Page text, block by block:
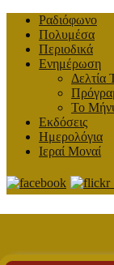
Ραδιόφωνο
Πολυμέσα
Περιοδικά
Ενημέρωση
Δελτία
Το
Εκδόσεις
Ημερολόγια
Ιεραί Μοναί